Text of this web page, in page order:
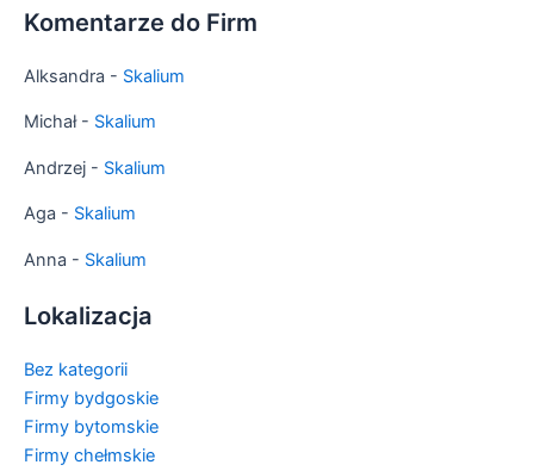
Komentarze do Firm
Alksandra - Skalium
Michał- Skalium
Andrzej - Skalium
Aga - Skalium
Anna - Skalium
Lokalizacja
Bez kategorii
Firmy bydgoskie
Firmy bytomskie
Firmy chełmskie